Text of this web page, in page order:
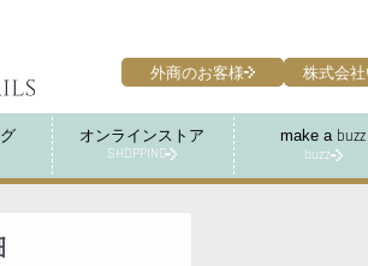
オンラインストア
SHOPPING
make a buzz
buzz
外商のお客様 株式会